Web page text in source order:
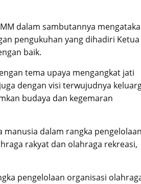
dalam sambutannya
pengukuhan yang dihadiri Ketua
baik.
tema upaya mengangkat jati
dengan visi terwujudnya
budaya dan kegemaran
manusia dalam rangka
rakyat dan olahraga rekreasi,
pengelolaan organisasi